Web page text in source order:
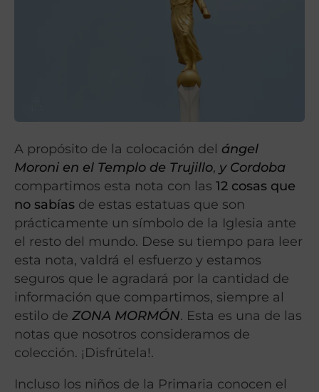
A propósito de la colocación del ángel
Moroni en el Templo de Trujillo, y Cordoba
compartimos esta nota con las 12 cosas que
no sabías de estas estatuas que son
prácticamente un símbolo de la Iglesia ante
el resto del mundo. Dese su tiempo para leer
esta nota, valdrá el esfuerzo y estamos
seguros que le agradará por la cantidad de
información que compartimos, siempre al
estilo de ZONA MORMÓN. Esta es una de las
notas que nosotros consideramos de
colección. ¡Disfrútela!.
Incluso los niños de la Primaria conocen el